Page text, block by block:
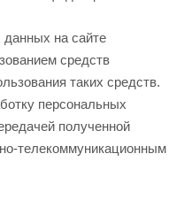
на сайте
средств
таких средств.
персональных
полученной
телекоммуникационным